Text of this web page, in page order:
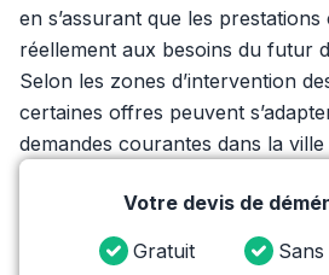
en s’assurant que les
réellement aux besoins du futur
Selon les zones d’intervention
certaines offres peuvent
demandes courantes dans la ville
Votre devis de
Gratuit